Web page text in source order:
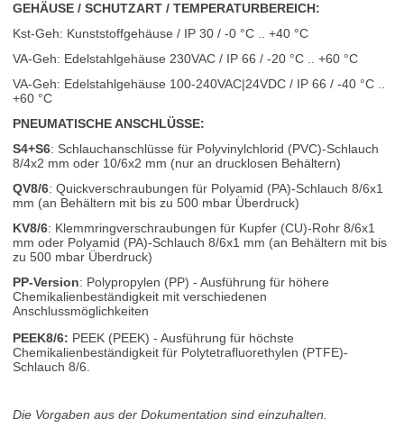
GEHÄUSE / SCHUTZART / TEMPERATURBEREICH:
Kst-Geh: Kunststoffgehäuse / IP 30 / -0 °C .. +40 °C
VA-Geh: Edelstahlgehäuse 230VAC / IP 66 / -20 °C .. +60 °C
VA-Geh: Edelstahlgehäuse 100-240VAC|24VDC / IP 66 / -40 °C ..
+60 °C
PNEUMATISCHE ANSCHLÜSSE:
S4+S6: Schlauchanschlüsse für Polyvinylchlorid (PVC)-Schlauch
8/4x2 mm oder 10/6x2 mm (nur an drucklosen Behältern)
QV8/6: Quickverschraubungen für Polyamid (PA)-Schlauch 8/6x1
mm (an Behältern mit bis zu 500 mbar Überdruck)
KV8/6: Klemmringverschraubungen für Kupfer (CU)-Rohr 8/6x1
mm oder Polyamid (PA)-Schlauch 8/6x1 mm (an Behältern mit bis
zu 500 mbar Überdruck)
PP-Version: Polypropylen (PP) - Ausführung für höhere
Chemikalienbeständigkeit mit verschiedenen
Anschlussmöglichkeiten
PEEK8/6: PEEK (PEEK) - Ausführung für höchste
Chemikalienbeständigkeit für Polytetrafluorethylen (PTFE)-
Schlauch 8/6.
Die Vorgaben aus der Dokumentation sind einzuhalten.